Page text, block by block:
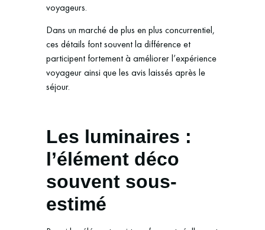
voyageurs.
Dans un marché de plus en plus concurrentiel,
ces détails font souvent la différence et
participent fortement à améliorer l’expérience
voyageur ainsi que les avis laissés après le
séjour.
Les luminaires :
l’élément déco
souvent sous-
estimé